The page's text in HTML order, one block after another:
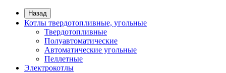
Назад
Котлы твердотопливные, угольные
Твердотопливные
Полуавтоматические
Автоматические угольные
Пеллетные
Электрокотлы